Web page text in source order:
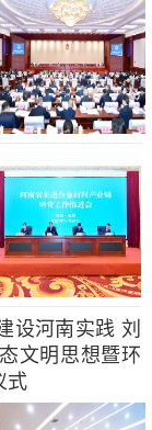
设河南实践 刘
文明思想暨环
式